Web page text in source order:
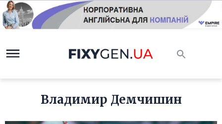
Владимир Демчишин